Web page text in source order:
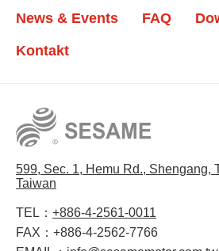
News & Events FAQ
Kontakt
599, Sec. 1, Hemu Rd., Shengang,
Taiwan
TEL： +886-4-2561-0011
FAX： +886-4-2562-7766